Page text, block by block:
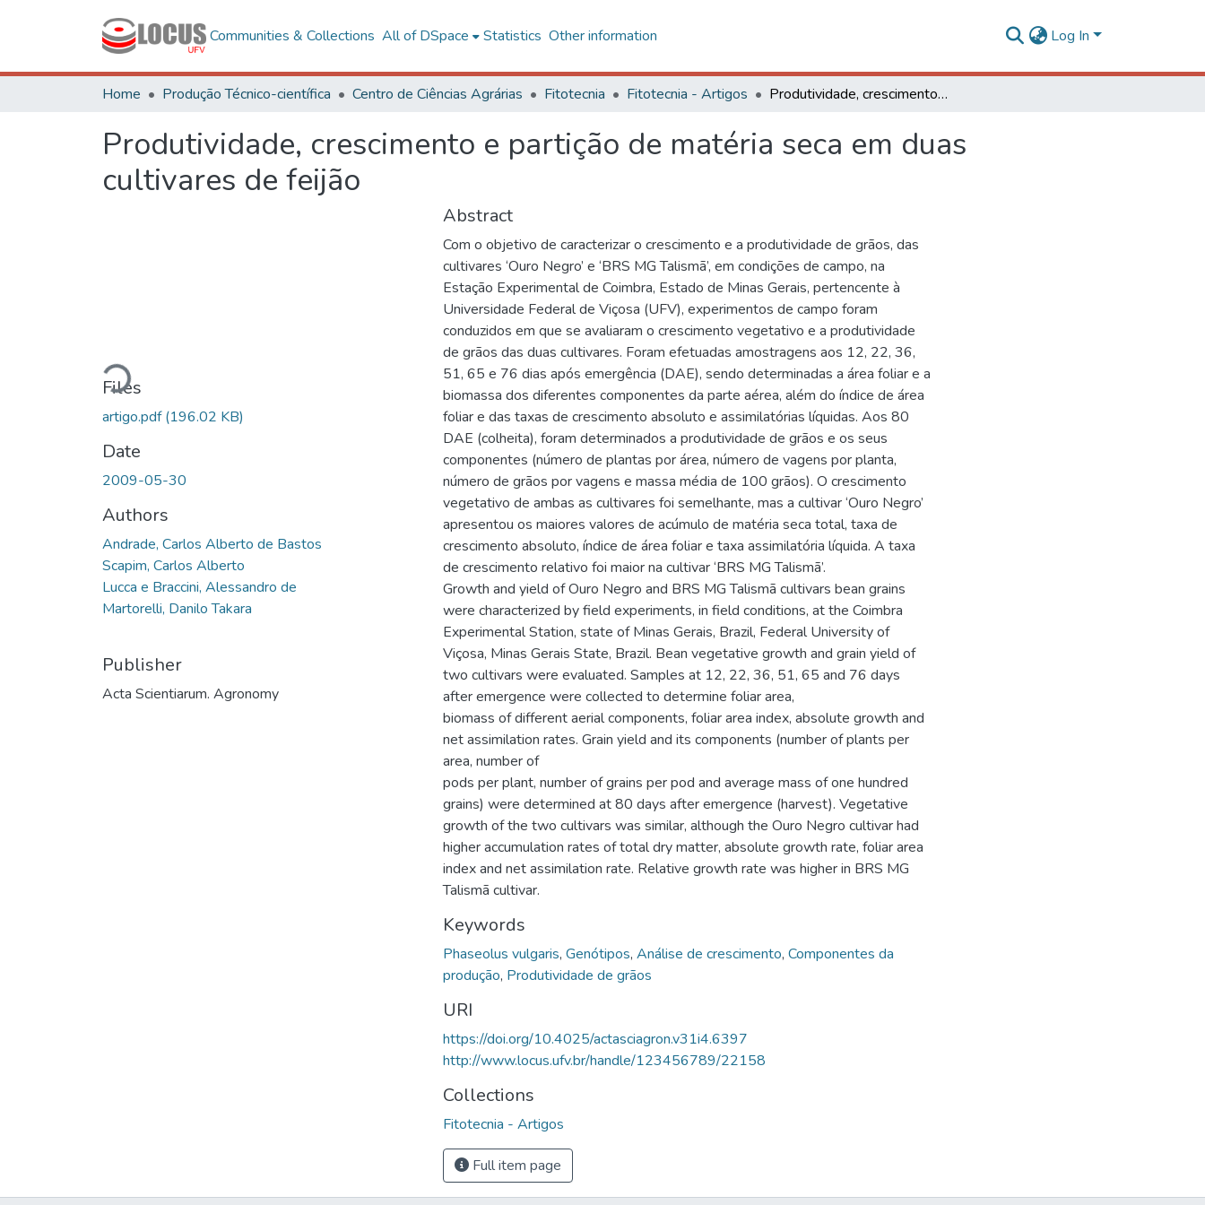
Communities & Collections All of DSpace Statistics Other information Log In
Home Produção Técnico-científica Centro de Ciências Agrárias Fitotecnia Fitotecnia - Artigos Produtividade, crescimento e partição de matéria seca em duas cultivares de feijão
Produtividade, crescimento e partição de matéria seca em duas
cultivares de feijão
Loading...
Files
artigo.pdf(196.02 KB)
Date
2009-05-30
Authors
Andrade, Carlos Alberto de Bastos
Scapim, Carlos Alberto
Lucca e Braccini, Alessandro de
Martorelli, Danilo Takara
Publisher
Acta Scientiarum. Agronomy
Abstract
Com o objetivo de caracterizar o crescimento e a produtividade de grãos, das
cultivares ‘Ouro Negro’ e ‘BRS MG Talismã’, em condições de campo, na
Estação Experimental de Coimbra, Estado de Minas Gerais, pertencente à
Universidade Federal de Viçosa (UFV), experimentos de campo foram
conduzidos em que se avaliaram o crescimento vegetativo e a produtividade
de grãos das duas cultivares. Foram efetuadas amostragens aos 12, 22, 36,
51, 65 e 76 dias após emergência (DAE), sendo determinadas a área foliar e a
biomassa dos diferentes componentes da parte aérea, além do índice de área
foliar e das taxas de crescimento absoluto e assimilatórias líquidas. Aos 80
DAE (colheita), foram determinados a produtividade de grãos e os seus
componentes (número de plantas por área, número de vagens por planta,
número de grãos por vagens e massa média de 100 grãos). O crescimento
vegetativo de ambas as cultivares foi semelhante, mas a cultivar ‘Ouro Negro’
apresentou os maiores valores de acúmulo de matéria seca total, taxa de
crescimento absoluto, índice de área foliar e taxa assimilatória líquida. A taxa
de crescimento relativo foi maior na cultivar ‘BRS MG Talismã’.
Growth and yield of Ouro Negro and BRS MG Talismã cultivars bean grains
were characterized by field experiments, in field conditions, at the Coimbra
Experimental Station, state of Minas Gerais, Brazil, Federal University of
Viçosa, Minas Gerais State, Brazil. Bean vegetative growth and grain yield of
two cultivars were evaluated. Samples at 12, 22, 36, 51, 65 and 76 days
after emergence were collected to determine foliar area,
biomass of different aerial components, foliar area index, absolute growth and
net assimilation rates. Grain yield and its components (number of plants per
area, number of
pods per plant, number of grains per pod and average mass of one hundred
grains) were determined at 80 days after emergence (harvest). Vegetative
growth of the two cultivars was similar, although the Ouro Negro cultivar had
higher accumulation rates of total dry matter, absolute growth rate, foliar area
index and net assimilation rate. Relative growth rate was higher in BRS MG
Talismã cultivar.
Keywords
Phaseolus vulgaris, Genótipos, Análise de crescimento, Componentes da
produção, Produtividade de grãos
URI
https://doi.org/10.4025/actasciagron.v31i4.6397
http://www.locus.ufv.br/handle/123456789/22158
Collections
Fitotecnia - Artigos
Full item page